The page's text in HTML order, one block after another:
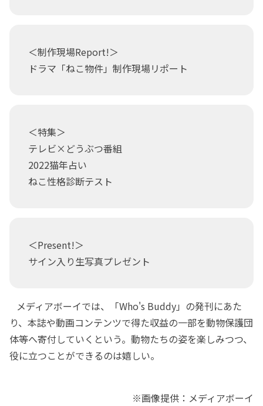
＜制作現場Report!＞
ドラマ「ねこ物件」制作現場リポート
＜特集＞
テレビ×どうぶつ番組
2022猫年占い
ねこ性格診断テスト
＜Present!＞
サイン入り生写真プレゼント
メディアボーイでは、「Who's Buddy」の発刊にあた
り、本誌や動画コンテンツで得た収益の一部を動物保護団
体等へ寄付していくという。動物たちの姿を楽しみつつ、
役に立つことができるのは嬉しい。
※画像提供：メディアボーイ